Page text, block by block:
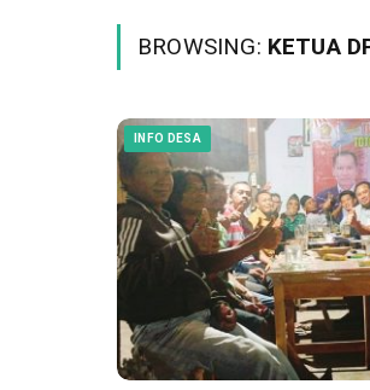
BROWSING: KETUA
INFO DESA